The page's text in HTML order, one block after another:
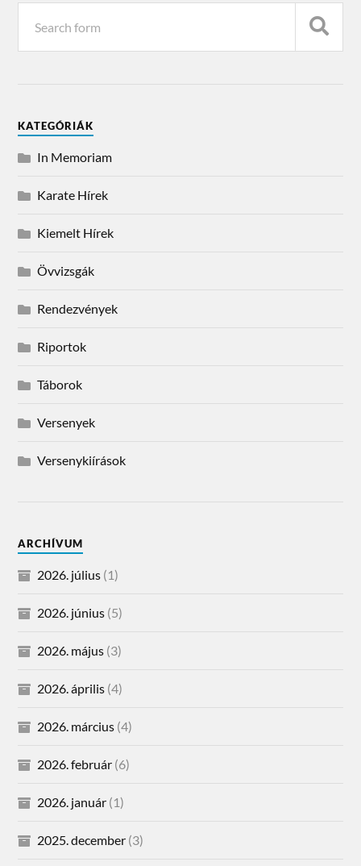
KATEGÓRIÁK
In Memoriam
Karate Hírek
Kiemelt Hírek
Övvizsgák
Rendezvények
Riportok
Táborok
Versenyek
Versenykiírások
ARCHÍVUM
2026. július (1)
2026. június (5)
2026. május (3)
2026. április (4)
2026. március (4)
2026. február (6)
2026. január (1)
2025. december (3)